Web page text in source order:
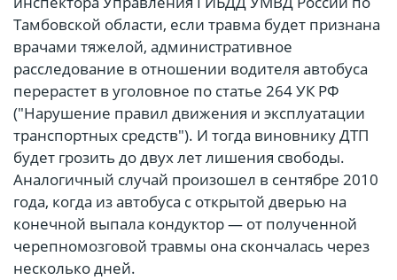
Тамбовской области, если травма будет признана
врачами тяжелой, административное
расследование в отношении водителя автобуса
перерастет в уголовное по статье 264 УК РФ
("Нарушение правил движения и эксплуатации
транспортных средств"). И тогда виновнику ДТП
будет грозить до двух лет лишения свободы.
Аналогичный случай произошел в сентябре 2010
года, когда из автобуса с открытой дверью на
конечной выпала кондуктор — от полученной
черепномозговой травмы она скончалась через
несколько дней.